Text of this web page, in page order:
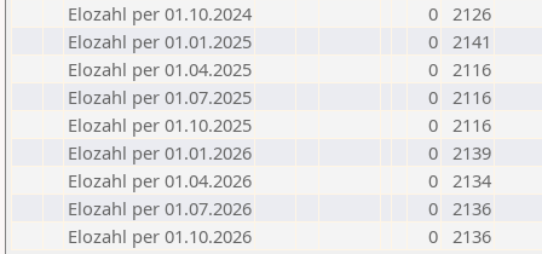
Elozahl per 01.10.2024
0 2126
Elozahl per 01.01.2025
0 2141
Elozahl per 01.04.2025
0 2116
Elozahl per 01.07.2025
0 2116
Elozahl per 01.10.2025
0 2116
Elozahl per 01.01.2026
0 2139
Elozahl per 01.04.2026
0 2134
Elozahl per 01.07.2026
0 2136
Elozahl per 01.10.2026
0 2136